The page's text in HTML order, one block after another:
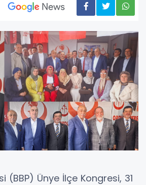
(BBP) Ünye İlçe Kongresi, 31